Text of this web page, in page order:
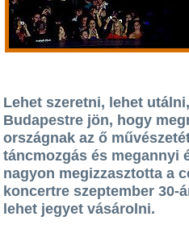
Lehet szeretni, lehet
Budapestre jön, hogy
országnak az ő
táncmozgás és megannyi
nagyon megizzasztotta a
koncertre szeptember 30-
lehet jegyet vásárolni.